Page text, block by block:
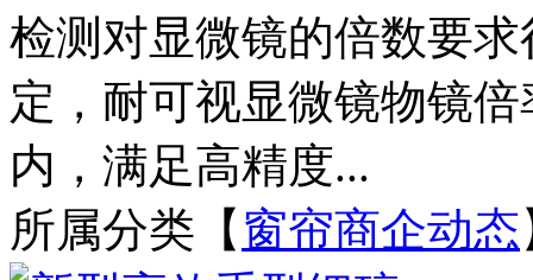
检测对显微镜的倍数要
定，耐可视显微镜物镜
内，满足高精度...
所属分类【 窗帘商企动态